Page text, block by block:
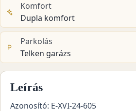
Komfort
Dupla komfort
Parkolás
Telken garázs
Leírás
Azonosító: E-XVI-24-605